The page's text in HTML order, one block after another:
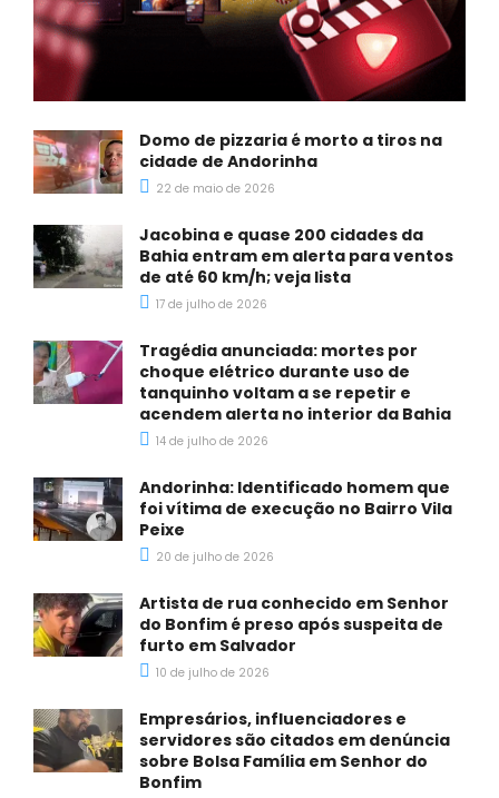
Domo de pizzaria é morto a tiros na
cidade de Andorinha
22 de maio de 2026
Jacobina e quase 200 cidades da
Bahia entram em alerta para ventos
de até 60 km/h; veja lista
17 de julho de 2026
Tragédia anunciada: mortes por
choque elétrico durante uso de
tanquinho voltam a se repetir e
acendem alerta no interior da Bahia
14 de julho de 2026
Andorinha: Identificado homem que
foi vítima de execução no Bairro Vila
Peixe
20 de julho de 2026
Artista de rua conhecido em Senhor
do Bonfim é preso após suspeita de
furto em Salvador
10 de julho de 2026
Empresários, influenciadores e
servidores são citados em denúncia
sobre Bolsa Família em Senhor do
Bonfim